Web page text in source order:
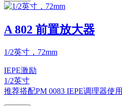
A 802 前置放大器
1/2英寸，72mm
IEPE激励
1/2英寸
推荐搭配PM 0083 IEPE调理器使用